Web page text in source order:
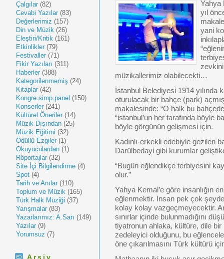
Çalgılar (82)
Cevabi Yazılar (83)
Değerlerimiz (157)
Din ve Müzik (26)
Eleştiri/Kritik (161)
Etkinlikler (79)
Festivaller (71)
Fikir Yazıları (311)
Haberler (388)
Kategorilenmemiş (24)
Kitaplar (42)
Kongre.simp.panel (150)
Konserler (241)
Kültürel Öneriler (14)
Müzik Dışından (25)
Müzik Eğitimi (32)
Ödüllü Ezgiler (1)
Okuyuculardan (1)
Röportajlar (32)
Site İçi Bilgilendirme (4)
Spot (4)
Tarih ve Anılar (110)
Toplum ve Müzik (165)
Türk Halk Müziği (37)
Yarışmalar (83)
Yazarlarımız: A.Sarı (149)
Yazılar (9)
Yorumsuz (7)
Arşiv
Yahya
yıl
yani
müzikallerimiz olabilecekti…
İstanbul Belediyesi 1914 yılında
oturulacak bir bahçe (park)
makalesinde: “O halk bu
“istanbul’un her tarafında böyle
böyle görgünün gelişmesi için.
Kadınlı-erkekli edebiyle gezilen
Darülbedayi gibi kurumlar
“Bugün eğlendikçe terbiyesini
olur.”
Yahya Kemal’e göre insanlığın
eğlenmektir. İnsan pek çok
kolay kolay vazgeçmeyecektir.
sınırlar içinde bulunmadığını
tiyatronun ahlaka, kültüre, dile bir
zedeleyici olduğunu, bu
öne çıkarılmasını Türk kültürü